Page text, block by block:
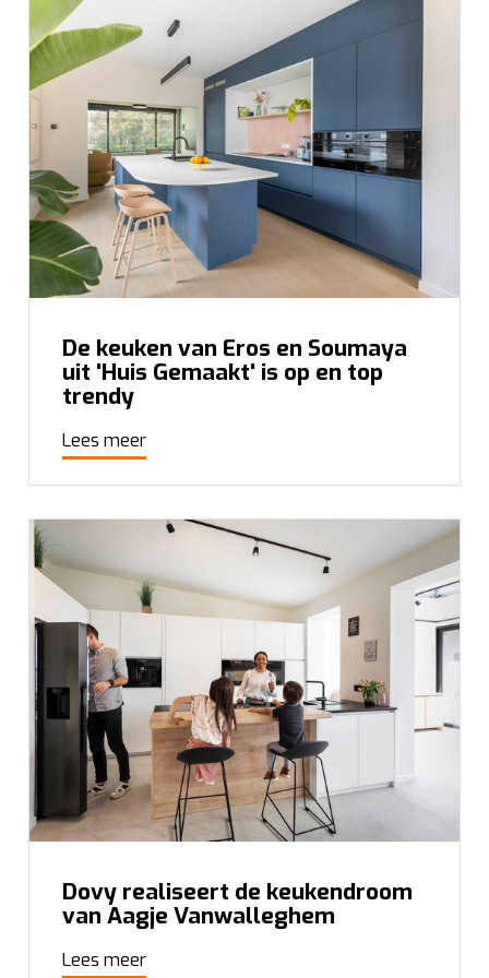
De keuken van Eros en Soumaya
uit 'Huis Gemaakt' is op en top
trendy
Lees meer
Dovy realiseert de keukendroom
van Aagje Vanwalleghem
Lees meer